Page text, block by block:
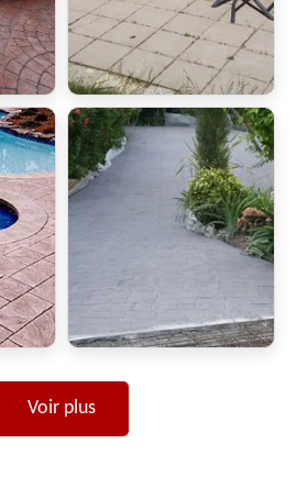
Voir plus